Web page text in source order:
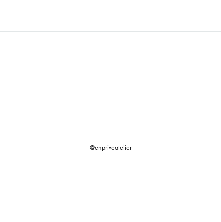
@enpriveatelier